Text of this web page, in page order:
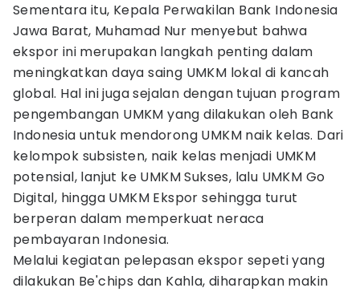
Sementara itu, Kepala Perwakilan Bank Indonesia
Jawa Barat, Muhamad Nur menyebut bahwa
ekspor ini merupakan langkah penting dalam
meningkatkan daya saing UMKM lokal di kancah
global. Hal ini juga sejalan dengan tujuan program
pengembangan UMKM yang dilakukan oleh Bank
Indonesia untuk mendorong UMKM naik kelas. Dari
kelompok subsisten, naik kelas menjadi UMKM
potensial, lanjut ke UMKM Sukses, lalu UMKM Go
Digital, hingga UMKM Ekspor sehingga turut
berperan dalam memperkuat neraca
pembayaran Indonesia.
Melalui kegiatan pelepasan ekspor sepeti yang
dilakukan Be'chips dan Kahla, diharapkan makin